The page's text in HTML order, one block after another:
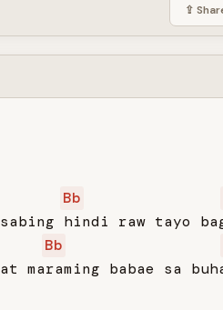
⇪
Bb
hindi raw tayo
Bb
maraming babae sa